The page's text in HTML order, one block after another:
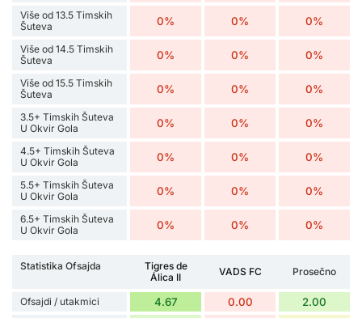
Više od 13.5 Timskih
Šuteva
0% 0% 0%
Više od 14.5 Timskih
Šuteva
0% 0% 0%
Više od 15.5 Timskih
Šuteva
0% 0% 0%
3.5+ Timskih Šuteva
U Okvir Gola
0% 0% 0%
4.5+ Timskih Šuteva
U Okvir Gola
0% 0% 0%
5.5+ Timskih Šuteva
U Okvir Gola
0% 0% 0%
6.5+ Timskih Šuteva
U Okvir Gola
0% 0% 0%
Statistika Ofsajda
Tigres de
Álica II
VADS FC Prosečno
Ofsajdi / utakmici 4.67 0.00 2.00